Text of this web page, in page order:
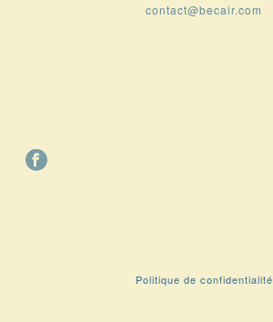
contact@becair.com
Politique de confidentialité